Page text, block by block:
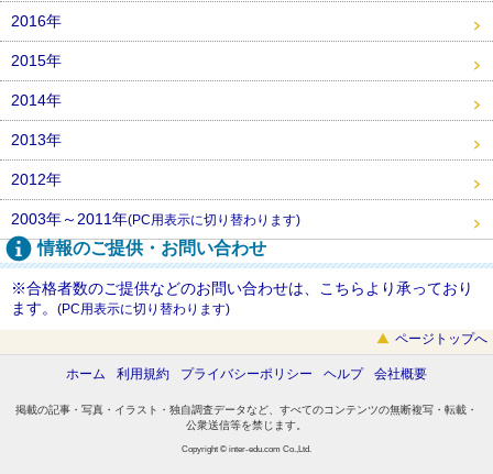
2016年
2015年
2014年
2013年
2012年
2003年～2011年(PC用表示に切り替わります)
情報のご提供・お問い合わせ
※合格者数のご提供などのお問い合わせは、こちらより承っており
ます。 (PC用表示に切り替わります)
ページトップへ
ホーム 利用規約 プライバシーポリシー ヘルプ 会社概要
掲載の記事・写真・イラスト・独自調査データなど、すべてのコンテンツの無断複写・転載・
公衆送信等を禁じます。
Copyright © inter-edu.com Co.,Ltd.